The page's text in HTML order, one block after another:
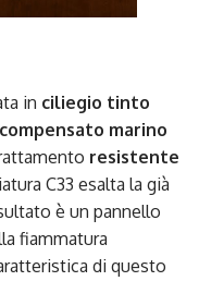
in ciliegio tinto
compensato marino
resistente
C33 esalta la già
è un pannello
fiammatura
di questo